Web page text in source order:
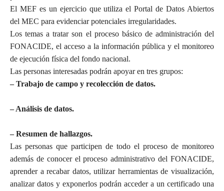
El MEF es un ejercicio que utiliza el Portal de Datos Abiertos
del MEC para evidenciar potenciales irregularidades.
Los temas a tratar son el proceso básico de administración del
FONACIDE, el acceso a la información pública y el monitoreo
de ejecución física del fondo nacional.
Las personas interesadas podrán apoyar en tres grupos:
– Trabajo de campo y recolección de datos.
– Análisis de datos.
– Resumen de hallazgos.
Las personas que participen de todo el proceso de monitoreo
además de conocer el proceso administrativo del FONACIDE,
aprender a recabar datos, utilizar herramientas de visualización,
analizar datos y exponerlos podrán acceder a un certificado una